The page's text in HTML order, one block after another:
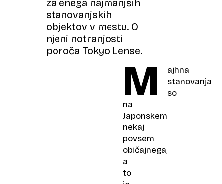
za enega najmanjših
stanovanjskih
objektov v mestu. O
njeni notranjosti
poroča Tokyo Lense.
M
ajhna
stanovanja
so
na
Japonskem
nekaj
povsem
običajnega,
a
to